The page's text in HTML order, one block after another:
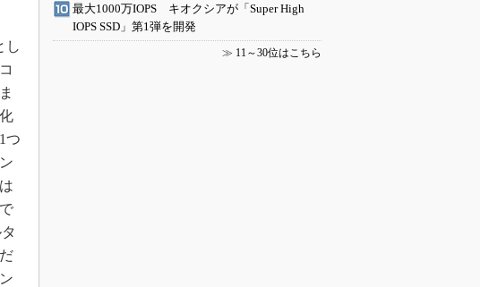
し
つ
最大1000万IOPS キオクシアが「Super High
IOPS SSD」第1弾を開発
≫ 11～30位はこちら